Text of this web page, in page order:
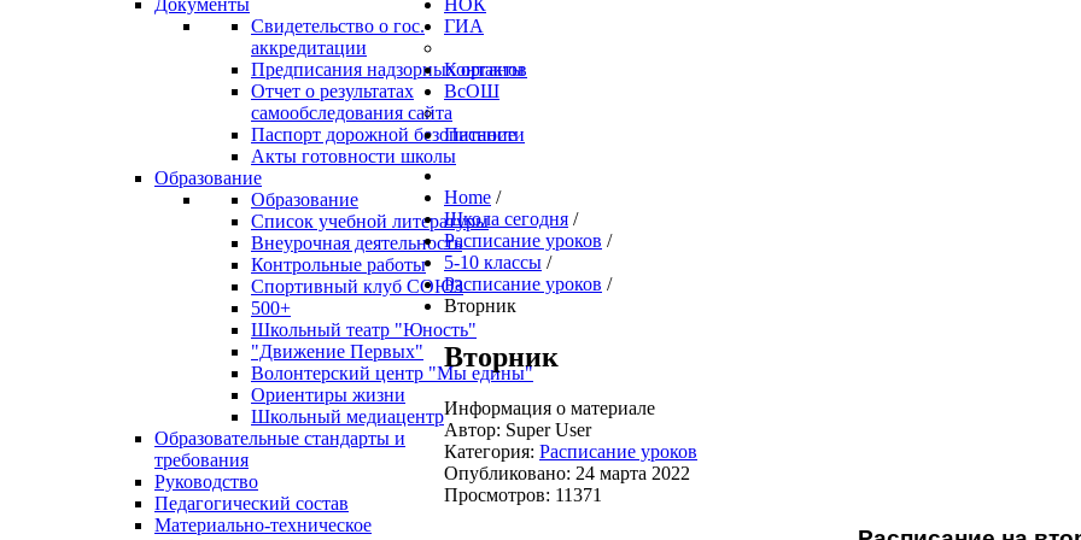
Документы
Свидетельство о гос.
аккредитации
Предписания надзорных органов
Отчет о результатах
самообследования сайта
Паспорт дорожной безопасности
Акты готовности школы
Образование
Образование
Список учебной литературы
Внеурочная деятельность
Контрольные работы
Спортивный клуб СОЮЗ
500+
Школьный театр "Юность"
"Движение Первых"
Волонтерский центр "Мы едины"
Ориентиры жизни
Школьный медиацентр
Образовательные стандарты и
требования
Руководство
Педагогический состав
Материально-техническое
НОК
ГИА
Контакты
ВсОШ
Питание
Home /
Школа сегодня /
Расписание уроков /
5-10 классы /
Расписание уроков /
Вторник
Вторник
Информация о материале
Автор: Super User
Категория: Расписание уроков
Опубликовано: 24 марта 2022
Просмотров: 11371